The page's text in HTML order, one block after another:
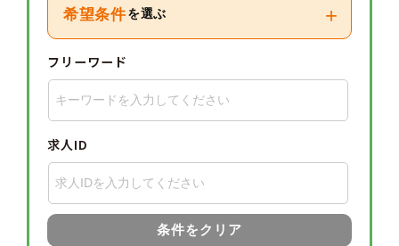
希望条件 を選ぶ +
フリーワード
求人ID
条件をクリア